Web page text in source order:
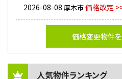
2026-08-08 厚木市価格改定
価格変更物件
人気物件ランキング